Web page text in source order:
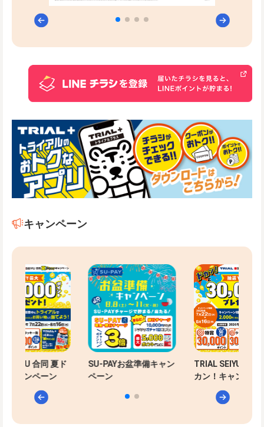
キャンペーン
PAYお盆準備キャン
TRIAL SEIYU 合同 夏ド
カン！キャンペーン
SU-PAYお盆
ペーン